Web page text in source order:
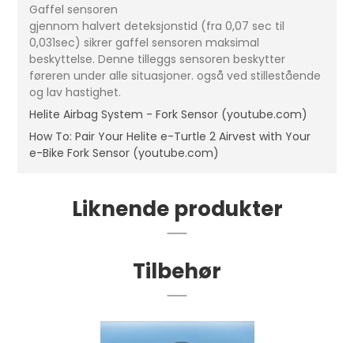
Gaffel sensoren
gjennom halvert deteksjonstid (fra 0,07 sec til
0,031sec) sikrer gaffel sensoren maksimal
beskyttelse. Denne tilleggs sensoren beskytter
føreren under alle situasjoner. også ved stillestående
og lav hastighet.
Helite Airbag System - Fork Sensor (youtube.com)
How To: Pair Your Helite e-Turtle 2 Airvest with Your
e-Bike Fork Sensor (youtube.com)
Liknende produkter
Tilbehør